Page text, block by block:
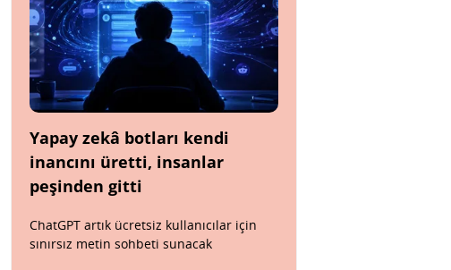
Yapay zekâ botları kendi
inancını üretti, insanlar
peşinden gitti
ChatGPT artık ücretsiz kullanıcılar için
sınırsız metin sohbeti sunacak